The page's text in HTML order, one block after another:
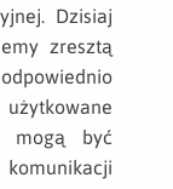
Dzisiaj
zresztą
mogą być